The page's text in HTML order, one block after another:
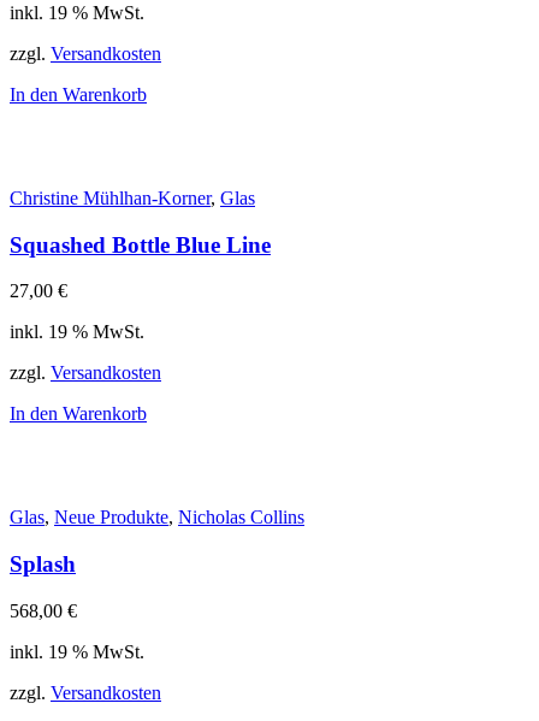
inkl. 19 % MwSt.
zzgl. Versandkosten
In den Warenkorb
Christine Mühlhan-Korner, Glas
Squashed Bottle Blue Line
27,00 €
inkl. 19 % MwSt.
zzgl. Versandkosten
In den Warenkorb
Glas, Neue Produkte, Nicholas Collins
Splash
568,00 €
inkl. 19 % MwSt.
zzgl. Versandkosten